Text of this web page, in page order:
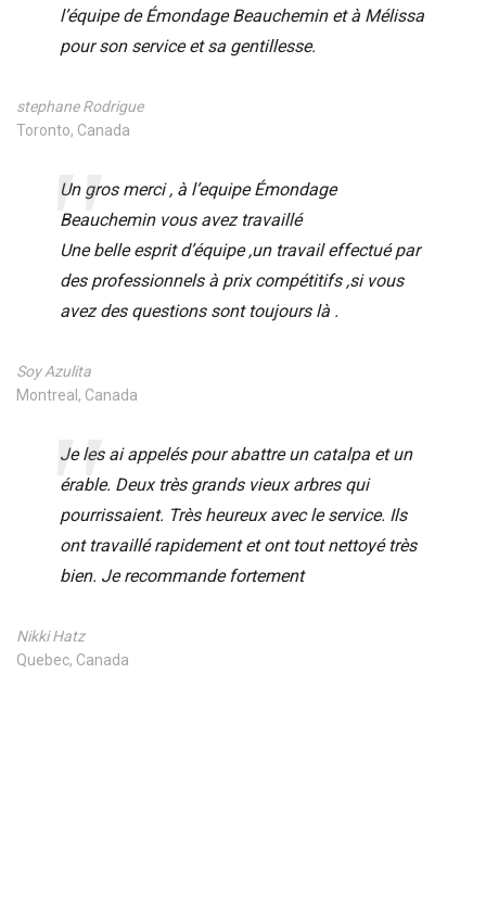
l’équipe de Émondage Beauchemin et à Mélissa
pour son service et sa gentillesse.
stephane Rodrigue
Toronto, Canada
Un gros merci , à l’equipe Émondage
Beauchemin vous avez travaillé
Une belle esprit d’équipe ,un travail effectué par
des professionnels à prix compétitifs ,si vous
avez des questions sont toujours là .
Soy Azulita
Montreal, Canada
Je les ai appelés pour abattre un catalpa et un
érable. Deux très grands vieux arbres qui
pourrissaient. Très heureux avec le service. Ils
ont travaillé rapidement et ont tout nettoyé très
bien. Je recommande fortement
Nikki Hatz
Quebec, Canada